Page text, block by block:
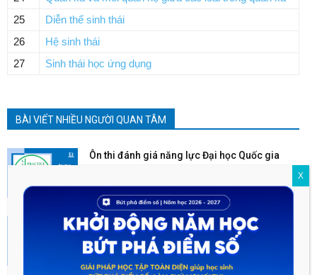
25
Diễn thế sinh thái
26
Hệ sinh thái
27
Sinh thái học ứng dụng
BÀI VIẾT NHIỀU NGƯỜI QUAN TÂM
Ôn thi đánh giá năng lực Đại học Quốc gia
Tháng Sáu 16, 2022
LÀM THẾ NÀO ĐỂ GIẤC MƠ ĐỖ ĐẠI HỌC TOP
CỦA...
Tháng Mười 13, 2023
X